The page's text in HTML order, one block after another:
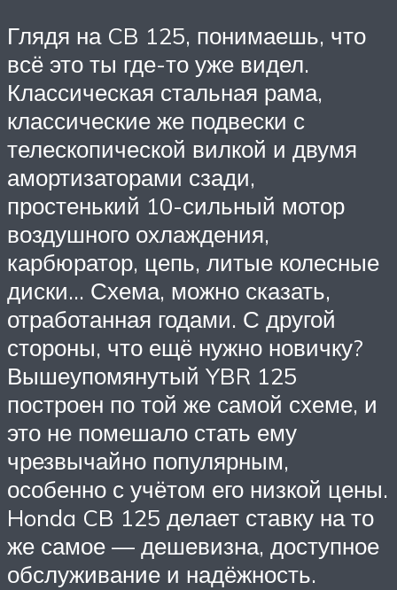
Глядя на CB 125, понимаешь, что
всё это ты где-то уже видел.
Классическая стальная рама,
классические же подвески с
телескопической вилкой и двумя
амортизаторами сзади,
простенький 10-сильный мотор
воздушного охлаждения,
карбюратор, цепь, литые колесные
диски… Схема, можно сказать,
отработанная годами. С другой
стороны, что ещё нужно новичку?
Вышеупомянутый YBR 125
построен по той же самой схеме, и
это не помешало стать ему
чрезвычайно популярным,
особенно с учётом его низкой цены.
Honda CB 125 делает ставку на то
же самое — дешевизна, доступное
обслуживание и надёжность.